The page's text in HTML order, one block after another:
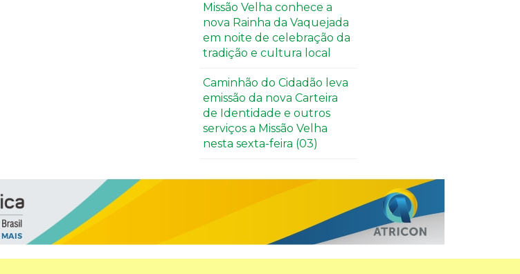
Missão Velha conhece a
nova Rainha da Vaquejada
em noite de celebração da
tradição e cultura local
Caminhão do Cidadão leva
emissão da nova Carteira
de Identidade e outros
serviços a Missão Velha
nesta sexta-feira (03)